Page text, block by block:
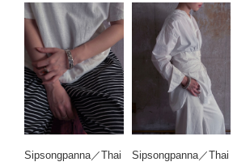
Sipsongpanna／Thai
Sipsongpanna／Thai